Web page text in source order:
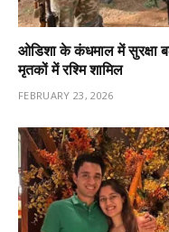
ओडिशा के कंधमाल में सुरक्षा
मृतकों में रश्मि शामिल
FEBRUARY 23, 2026